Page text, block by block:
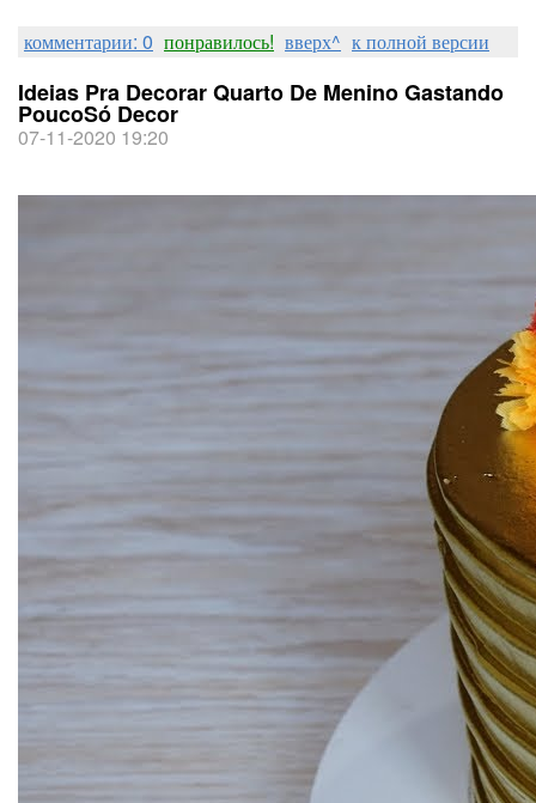
комментарии: 0 понравилось! вверх^ к полной версии
Ideias Pra Decorar Quarto De Menino Gastando
PoucoSó Decor
07-11-2020 19:20